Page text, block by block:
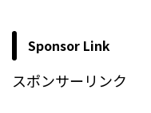
Sponsor Link
スポンサーリンク